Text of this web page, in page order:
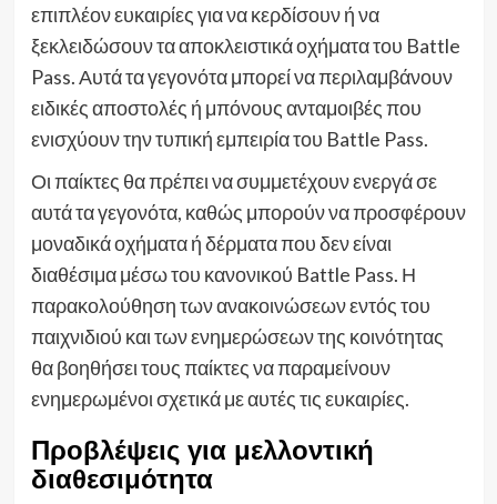
επιπλέον ευκαιρίες για να κερδίσουν ή να
ξεκλειδώσουν τα αποκλειστικά οχήματα του Battle
Pass. Αυτά τα γεγονότα μπορεί να περιλαμβάνουν
ειδικές αποστολές ή μπόνους ανταμοιβές που
ενισχύουν την τυπική εμπειρία του Battle Pass.
Οι παίκτες θα πρέπει να συμμετέχουν ενεργά σε
αυτά τα γεγονότα, καθώς μπορούν να προσφέρουν
μοναδικά οχήματα ή δέρματα που δεν είναι
διαθέσιμα μέσω του κανονικού Battle Pass. Η
παρακολούθηση των ανακοινώσεων εντός του
παιχνιδιού και των ενημερώσεων της κοινότητας
θα βοηθήσει τους παίκτες να παραμείνουν
ενημερωμένοι σχετικά με αυτές τις ευκαιρίες.
Προβλέψεις για μελλοντική
διαθεσιμότητα